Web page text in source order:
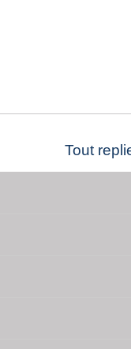
Tout